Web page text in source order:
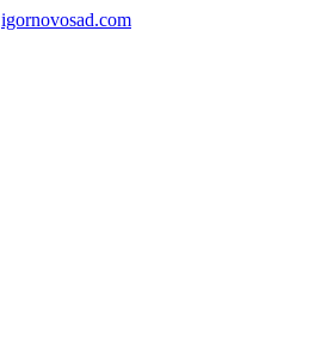
igornovosad.com